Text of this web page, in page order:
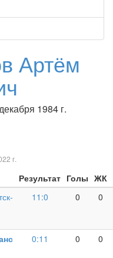
Артём
1984 г.
г.
Результат Голы ЖК
11:0 0 0
0:11 0 0